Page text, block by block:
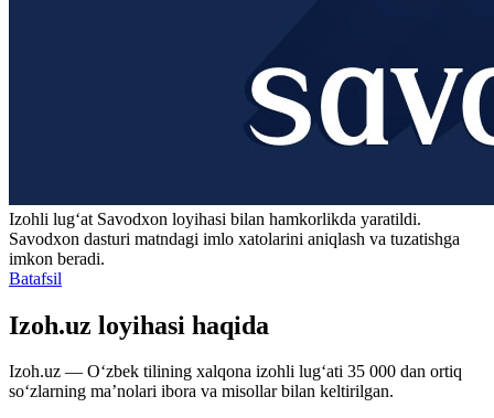
Izohli lugʻat Savodxon loyihasi bilan hamkorlikda yaratildi.
Savodxon dasturi matndagi imlo xatolarini aniqlash va tuzatishga
imkon beradi.
Batafsil
Izoh.uz loyihasi haqida
Izoh.uz — O‘zbek tilining xalqona izohli lug‘ati 35 000 dan ortiq
so‘zlarning ma’nolari ibora va misollar bilan keltirilgan.